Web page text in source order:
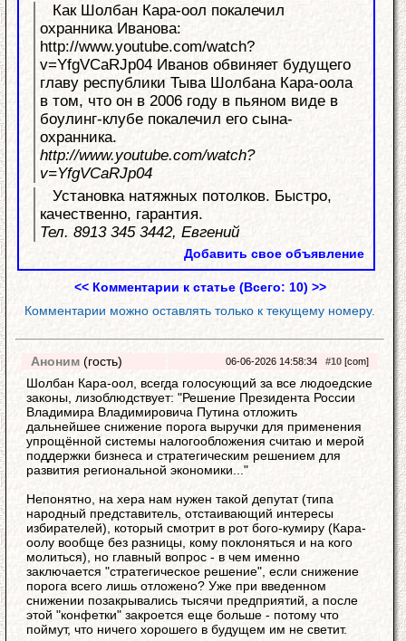
Как Шолбан Кара-оол покалечил
охранника Иванова:
http://www.youtube.com/watch?
v=YfgVCaRJp04 Иванов обвиняет будущего
главу республики Тыва Шолбана Кара-оола
в том, что он в 2006 году в пьяном виде в
боулинг-клубе покалечил его сына-
охранника.
http://www.youtube.com/watch?
v=YfgVCaRJp04
Установка натяжных потолков. Быстро,
качественно, гарантия.
Тел. 8913 345 3442, Евгений
Добавить свое объявление
<< Комментарии к статье (Всего: 10) >>
Комментарии можно оставлять только к текущему номеру.
Аноним (гость) 06-06-2026 14:58:34 #10 [com]
Шолбан Кара-оол, всегда голосующий за все людоедские
законы, лизоблюдствует: "Решение Президента России
Владимира Владимировича Путина отложить
дальнейшее снижение порога выручки для применения
упрощённой системы налогообложения считаю и мерой
поддержки бизнеса и стратегическим решением для
развития региональной экономики..."
Непонятно, на хера нам нужен такой депутат (типа
народный представитель, отстаивающий интересы
избирателей), который смотрит в рот бого-кумиру (Кара-
оолу вообще без разницы, кому поклоняться и на кого
молиться), но главный вопрос - в чем именно
заключается "стратегическое решение", если снижение
порога всего лишь отложено? Уже при введенном
снижении позакрывались тысячи предприятий, а после
этой "конфетки" закроется еще больше - потому что
поймут, что ничего хорошего в будущем им не светит.